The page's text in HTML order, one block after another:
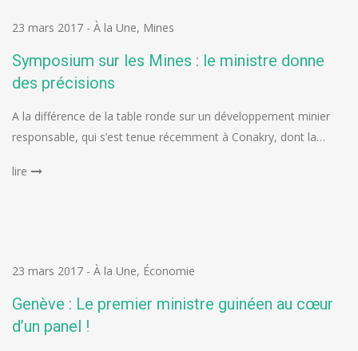
23 mars 2017 - À la Une, Mines
Symposium sur les Mines : le ministre donne
des précisions
A la différence de la table ronde sur un développement minier
responsable, qui s’est tenue récemment à Conakry, dont la…
lire
23 mars 2017 - À la Une, Économie
Genève : Le premier ministre guinéen au cœur
d’un panel !